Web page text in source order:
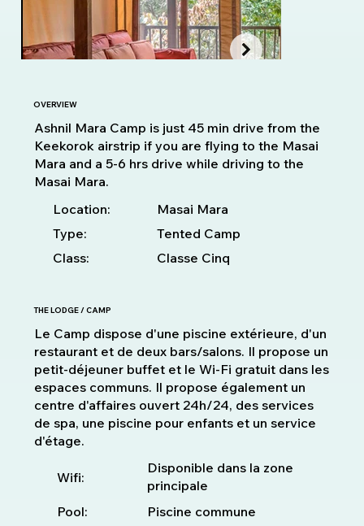
OVERVIEW
Ashnil Mara Camp is just 45 min drive from the
Keekorok airstrip if you are flying to the Masai
Mara and a 5-6 hrs drive while driving to the
Masai Mara.
Location:
Masai Mara
Type:
Tented Camp
Class:
Classe Cinq
THE LODGE / CAMP
Le Camp dispose d'une piscine extérieure, d'un
restaurant et de deux bars/salons. Il propose un
petit-déjeuner buffet et le Wi-Fi gratuit dans les
espaces communs. Il propose également un
centre d'affaires ouvert 24h/24, des services
de spa, une piscine pour enfants et un service
d'étage.
Wifi:
Disponible dans la zone
principale
Pool:
Piscine commune